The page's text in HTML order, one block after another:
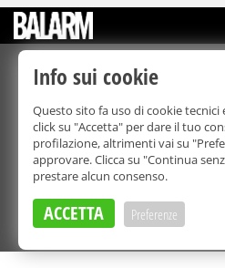
©Copyright
Bmedia Srl
La riproduzione totale o parziale di
forma, su qualsiasi
Balarm.it è una testata giornalistica
Tribunale di Palermo n°
Direttore
Privacy e
Info sui cookie
Questo sito fa uso di cookie tecnici
click su "Accetta" per dare il tuo
profilazione, altrimenti vai su
approvare. Clicca su "Continua
prestare alcun consenso.
ACCETTA Preferenze